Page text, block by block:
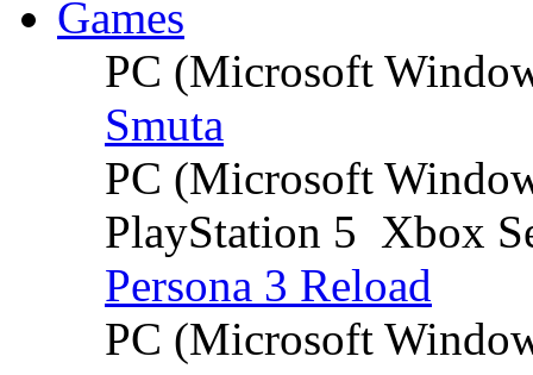
Games
PC (Microsoft
Smuta
PC (Microsoft
PlayStation 5 Xbox
Persona 3 Reload
PC (Microsoft